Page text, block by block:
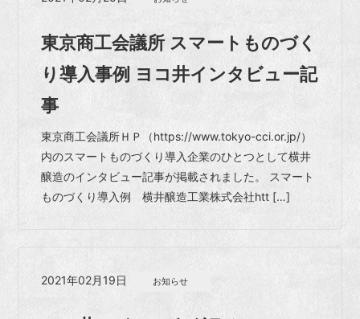
東京商工会議所 スマートものづく
り導入事例 ヨコ井インタビュー記
事
東京商工会議所ＨＰ（https://www.tokyo-cci.or.jp/）
内のスマートものづくり導入企業のひとつとして横井
醸造のインタビュー記事が掲載されました。 スマート
ものづくり導入例 横井醸造工業株式会社htt […]
2021年02月19日 お知らせ